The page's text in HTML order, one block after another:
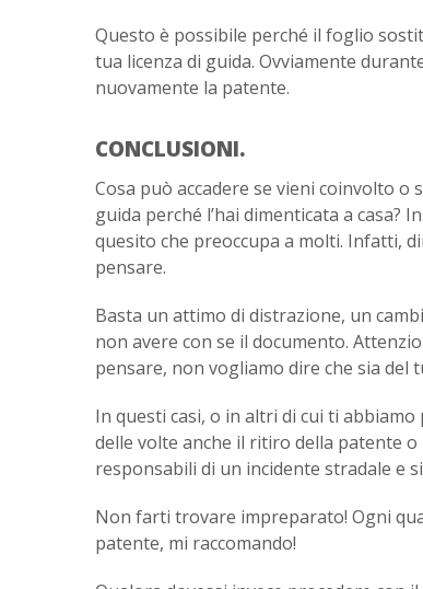
Questo è possibile perché il foglio
tua licenza di guida. Ovviamente
nuovamente la patente.
CONCLUSIONI.
Cosa può accadere se vieni coinvolto
guida perché l’hai dimenticata a
quesito che preoccupa a molti. Infatti,
pensare.
Basta un attimo di distrazione, un
non avere con se il documento.
pensare, non vogliamo dire che sia del
In questi casi, o in altri di cui ti
delle volte anche il ritiro della patente
responsabili di un incidente stradale e
Non farti trovare impreparato! Ogni
patente, mi raccomando!